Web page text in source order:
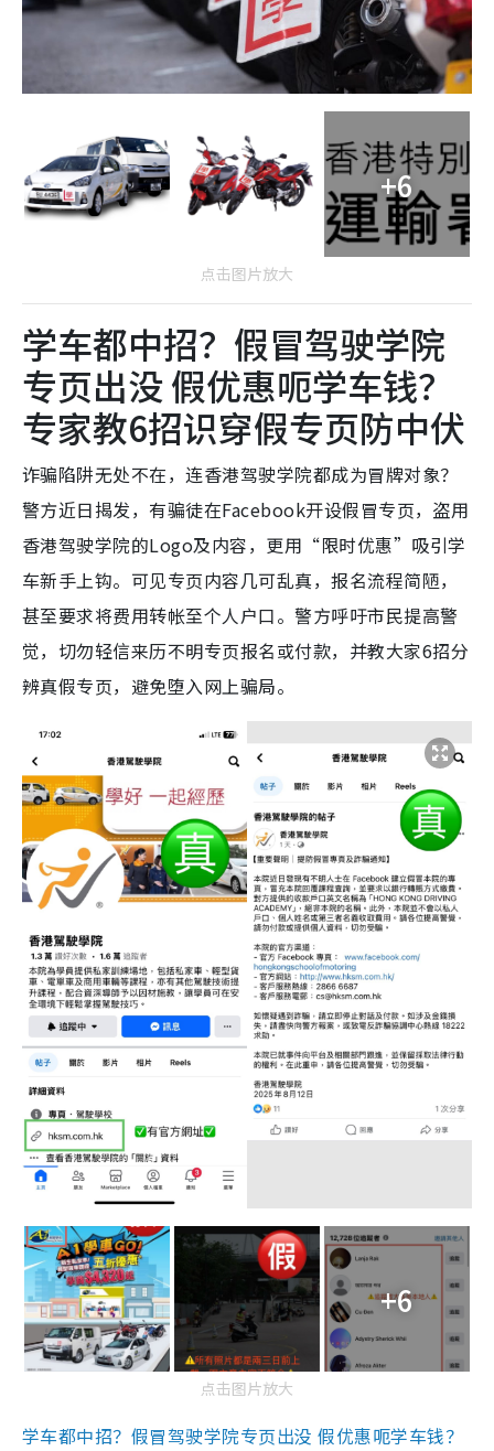
+6
点击图片放大
学车都中招？假冒驾驶学院
专页出没 假优惠呃学车钱？
专家教6招识穿假专页防中伏
诈骗陷阱无处不在，连香港驾驶学院都成为冒牌对象？
警方近日揭发，有骗徒在Facebook开设假冒专页，盗用
香港驾驶学院的Logo及内容，更用“限时优惠”吸引学
车新手上钩。可见专页内容几可乱真，报名流程简陋，
甚至要求将费用转帐至个人户口。警方呼吁市民提高警
觉，切勿轻信来历不明专页报名或付款，并教大家6招分
辨真假专页，避免堕入网上骗局。
+6
点击图片放大
学车都中招？假冒驾驶学院专页出没 假优惠呃学车钱？